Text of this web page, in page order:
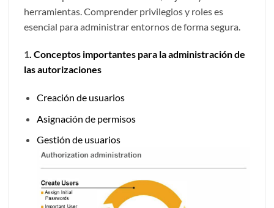
herramientas. Comprender privilegios y roles es
esencial para administrar entornos de forma segura.
1. Conceptos importantes para la administración de
las autorizaciones
Creación de usuarios
Asignación de permisos
Gestión de usuarios